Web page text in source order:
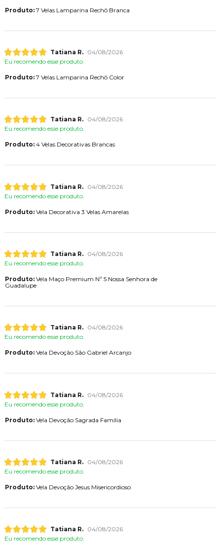
Produto:7 Velas Lamparina Rechô Branca
Tatiana R.
04/08/2026
Eu recomendo esse produto.
Produto:7 Velas Lamparina Rechô Color
Tatiana R.
04/08/2026
Eu recomendo esse produto.
Produto:4 Velas Decorativas Brancas
Tatiana R.
04/08/2026
Eu recomendo esse produto.
Produto:Vela Decorativa 3 Velas Amarelas
Tatiana R.
04/08/2026
Eu recomendo esse produto.
Produto:Vela Maço Premium Nº 5 Nossa Senhora de
Guadalupe
Tatiana R.
04/08/2026
Eu recomendo esse produto.
Produto:Vela Devoção São Gabriel Arcanjo
Tatiana R.
04/08/2026
Eu recomendo esse produto.
Produto:Vela Devoção Sagrada Família
Tatiana R.
04/08/2026
Eu recomendo esse produto.
Produto:Vela Devoção Jesus Misericordioso
Tatiana R.
04/08/2026
Eu recomendo esse produto.